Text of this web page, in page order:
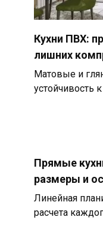
Кухни ПВХ:
лишних
Матовые и
устойчивость
Прямые
размеры и
Линейная
расчета